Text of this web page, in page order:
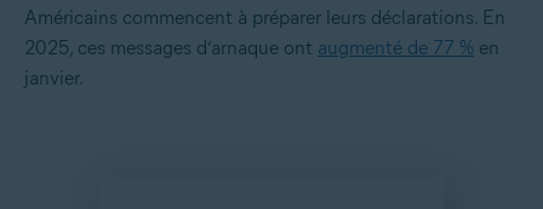
Américains commencent à préparer leurs déclarations. En
2025, ces messages d’arnaque ont augmenté de 77 % en
janvier.